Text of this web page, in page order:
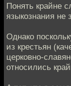
Понять крайне
языкознания не
Однако
из крестьян
церковно-
относились